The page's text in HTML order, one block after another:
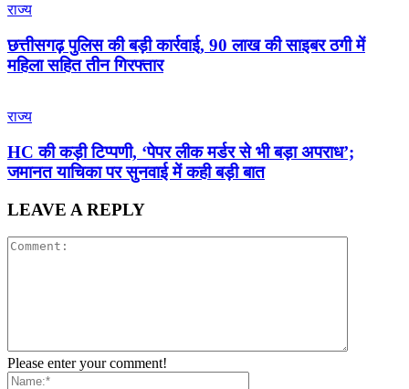
राज्य
छत्तीसगढ़ पुलिस की बड़ी कार्रवाई, 90 लाख की साइबर ठगी में
महिला सहित तीन गिरफ्तार
राज्य
HC की कड़ी टिप्पणी, ‘पेपर लीक मर्डर से भी बड़ा अपराध’;
जमानत याचिका पर सुनवाई में कही बड़ी बात
LEAVE A REPLY
Please enter your comment!